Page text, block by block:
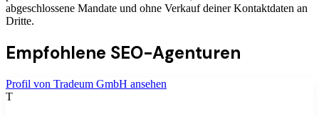
abgeschlossene Mandate und ohne Verkauf deiner Kontaktdaten an
Dritte.
Empfohlene SEO-Agenturen
Profil von Tradeum GmbH ansehen
T